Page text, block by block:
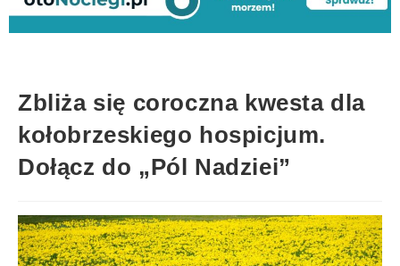
Zbliża się coroczna kwesta dla
kołobrzeskiego hospicjum.
Dołącz do „Pól Nadziei”